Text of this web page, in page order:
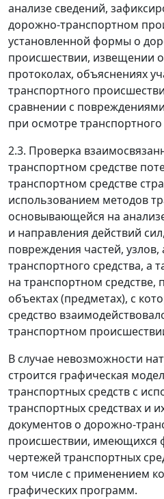
анализе сведений,
дорожно-транспортном
установленной формы о
происшествии, извещении
протоколах, объяснениях
транспортного
сравнении с
при осмотре транспортного
2.3. Проверка
транспортном средстве
транспортном средстве
использованием методов
основывающейся на
и направления действий
повреждения частей, узлов,
транспортного средства, а
на транспортном средстве,
объектах (предметах), с
средство
транспортном
В случае невозможности
строится графическая
транспортных средств с
транспортных средствах и
документов о дорожно-
происшествии, имеющихся
чертежей транспортных
том числе с применением
графических программ.